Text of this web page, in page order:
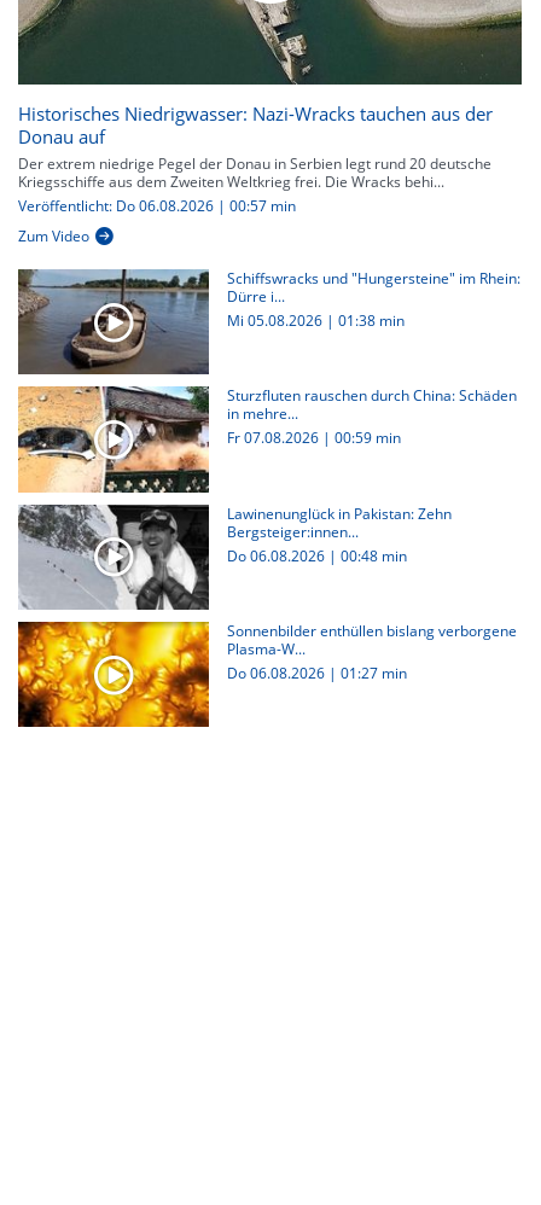
Historisches Niedrigwasser: Nazi-Wracks tauchen aus der
Donau auf
Der extrem niedrige Pegel der Donau in Serbien legt rund 20 deutsche
Kriegsschiffe aus dem Zweiten Weltkrieg frei. Die Wracks behi...
Veröffentlicht: Do 06.08.2026 | 00:57 min
Zum Video
Schiffswracks und "Hungersteine" im Rhein:
Dürre i...
Mi 05.08.2026 | 01:38 min
Sturzfluten rauschen durch China: Schäden
in mehre...
Fr 07.08.2026 | 00:59 min
Lawinenunglück in Pakistan: Zehn
Bergsteiger:innen...
Do 06.08.2026 | 00:48 min
Sonnenbilder enthüllen bislang verborgene
Plasma-W...
Do 06.08.2026 | 01:27 min